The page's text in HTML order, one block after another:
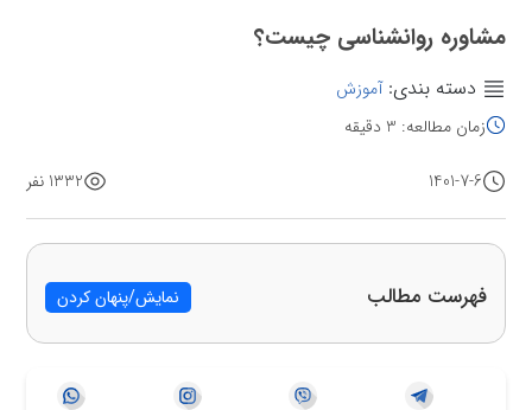
مشاوره روانشناسی چیست؟
1401-7-6 1332 نفر
زمان مطالعه: 3 دقیقه
دسته بندی:آموزش
فهرست مطالب نمایش/پنهان کردن